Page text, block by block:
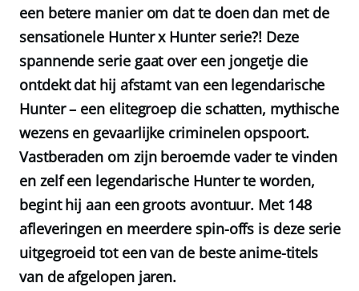
een betere manier om dat te doen dan met de
sensationele Hunter x Hunter serie?! Deze
spannende serie gaat over een jongetje die
ontdekt dat hij afstamt van een legendarische
Hunter – een elitegroep die schatten, mythische
wezens en gevaarlijke criminelen opspoort.
Vastberaden om zijn beroemde vader te vinden
en zelf een legendarische Hunter te worden,
begint hij aan een groots avontuur. Met 148
afleveringen en meerdere spin-offs is deze serie
uitgegroeid tot een van de beste anime-titels
van de afgelopen jaren.